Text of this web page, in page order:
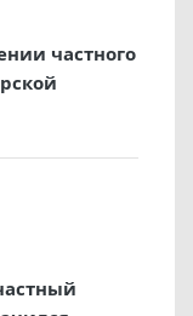
частного